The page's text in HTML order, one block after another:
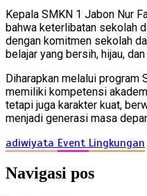
Kepala SMKN 1 Jabon Nur
bahwa keterlibatan sekolah
dengan komitmen sekolah
belajar yang bersih, hijau, dan
Diharapkan melalui program
memiliki kompetensi
tetapi juga karakter kuat,
menjadi generasi masa
adiwiyata Event Lingkungan
Navigasi pos